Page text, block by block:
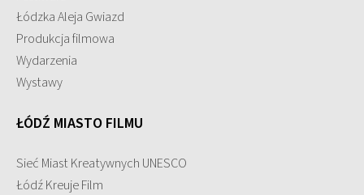
Łódzka Aleja Gwiazd
Produkcja filmowa
Wydarzenia
Wystawy
ŁÓDŹ MIASTO FILMU
Sieć Miast Kreatywnych UNESCO
Łódź Kreuje Film